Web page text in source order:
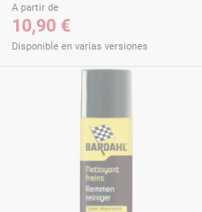
A partir de
10,90 €
Disponible en varias versiones